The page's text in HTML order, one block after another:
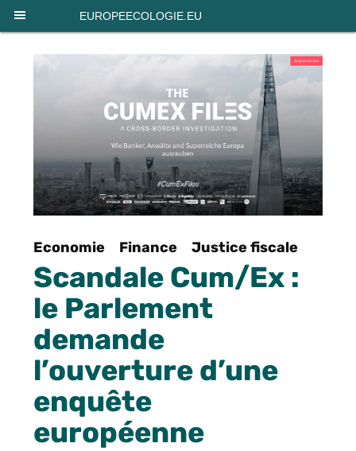
EUROPEECOLOGIE.EU
Economie Finance Justice fiscale
Scandale Cum/Ex :
le Parlement
demande
l’ouverture d’une
enquête
européenne